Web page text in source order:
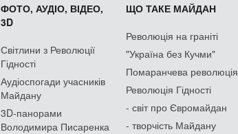
ФОТО, АУДІО, ВІДЕО,
3D
Світлини з Революції
Гідності
Аудіоспогади учасників
Майдану
3D-панорами
Володимира Писаренка
ЩО ТАКЕ МАЙДАН
Революція на граніті
"Україна без Кучми"
Помаранчева революція
Революція Гідності
- світ про Євромайдан
- творчість Майдану